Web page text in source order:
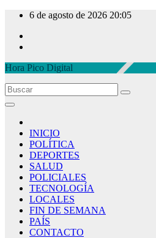
contenido
6 de agosto de 2026 20:05
Hora Pico Digital
INICIO
POLÍTICA
DEPORTES
SALUD
POLICIALES
TECNOLOGÍA
LOCALES
FIN DE SEMANA
PAÍS
CONTACTO